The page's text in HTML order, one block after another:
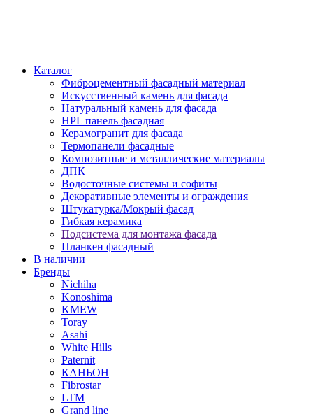
Каталог
Фиброцементный фасадный материал
Искусственный камень для фасада
Натуральный камень для фасада
HPL панель фасадная
Керамогранит для фасада
Термопанели фасадные
Композитные и металлические материалы
ДПК
Водосточные системы и софиты
Декоративные элементы и ограждения
Штукатурка/Мокрый фасад
Гибкая керамика
Подсистема для монтажа фасада
Планкен фасадный
В наличии
Бренды
Nichiha
Konoshima
KMEW
Toray
Asahi
White Hills
Paternit
КАНЬОН
Fibrostar
LTM
Grand line